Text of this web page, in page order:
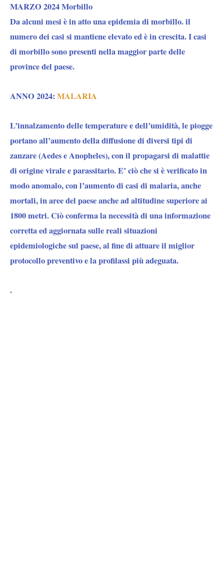
MARZO 2024 Morbillo
Da alcuni mesi è in atto una epidemia di morbillo. il
numero dei casi si mantiene elevato ed è in crescita. I casi
di morbillo sono presenti nella maggior parte delle
province del paese.
ANNO 2024: MALARIA
L’innalzamento delle temperature e dell’umidità, le piogge
portano all’aumento della diffusione di diversi tipi di
zanzare (Aedes e Anopheles), con il propagarsi di malattie
di origine virale e parassitario. E’ ciò che si è verificato in
modo anomalo, con l’aumento di casi di malaria, anche
mortali, in aree del paese anche ad altitudine superiore ai
1800 metri. Ciò conferma la necessità di una informazione
corretta ed aggiornata sulle reali situazioni
epidemiologiche sul paese, al fine di attuare il miglior
protocollo preventivo e la profilassi più adeguata.
.